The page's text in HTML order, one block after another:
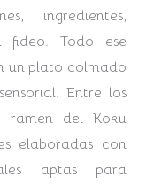
ingredientes,
fideo. Todo ese
un plato colmado
Entre los
ramen del Koku
elaboradas con
aptas para